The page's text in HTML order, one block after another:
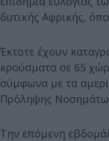
δυτικής Αφρικής,
Έκτοτε έχουν
κρούσματα σε 65
σύμφωνα με τα
Πρόληψης
Την επόμενη